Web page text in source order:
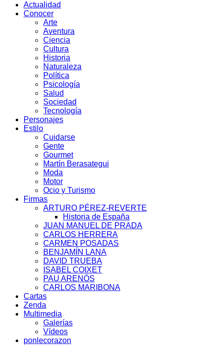
Actualidad
Conocer
Arte
Aventura
Ciencia
Cultura
Historia
Naturaleza
Política
Psicología
Salud
Sociedad
Tecnología
Personajes
Estilo
Cuidarse
Gente
Gourmet
Martín Berasategui
Moda
Motor
Ocio y Turismo
Firmas
ARTURO PÉREZ-REVERTE
Historia de España
JUAN MANUEL DE PRADA
CARLOS HERRERA
CARMEN POSADAS
BENJAMÍN LANA
DAVID TRUEBA
ISABEL COIXET
PAU ARENÓS
CARLOS MARIBONA
Cartas
Zenda
Multimedia
Galerías
Vídeos
ponlecorazon